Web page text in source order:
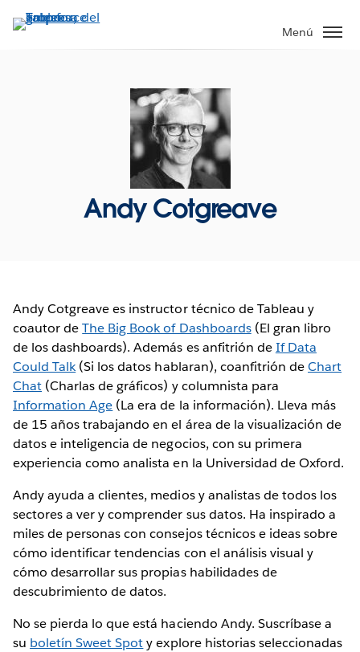
Menú
Andy Cotgreave
Andy Cotgreave es instructor técnico de Tableau y
coautor deThe Big Book of Dashboards(El gran libro
de los dashboards). Además es anfitrión deIf Data
Could Talk(Si los datos hablaran), coanfitrión deChart
Chat (Charlas de gráficos) y columnista para
Information Age (La era de la información). Lleva más
de 15 años trabajando en el área de la visualización de
datos e inteligencia de negocios, con su primera
experiencia como analista en la Universidad de Oxford.
Andy ayuda a clientes, medios y analistas de todos los
sectores a ver y comprender sus datos. Ha inspirado a
miles de personas con consejos técnicos e ideas sobre
cómo identificar tendencias con el análisis visual y
cómo desarrollar sus propias habilidades de
descubrimiento de datos.
No se pierda lo que está haciendo Andy. Suscríbase a
su boletín Sweet Spoty explore historias seleccionadas